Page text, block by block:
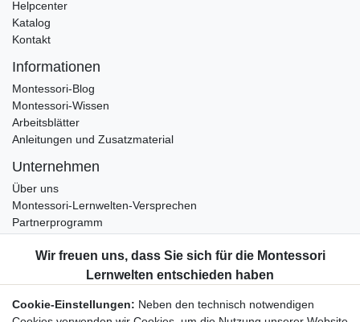
Helpcenter
Katalog
Kontakt
Informationen
Montessori-Blog
Montessori-Wissen
Arbeitsblätter
Anleitungen und Zusatzmaterial
Unternehmen
Über uns
Montessori-Lernwelten-Versprechen
Partnerprogramm
Bestellung widerrufen
Datenschutzerklärung
AGB
Cookie-Einstellungen: Neben den technisch notwendigen